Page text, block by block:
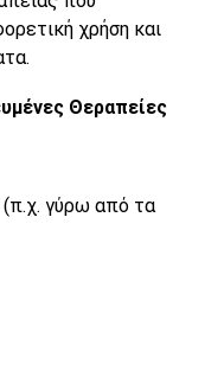
χρήση και
Θεραπείες
(π.χ. γύρω από τα